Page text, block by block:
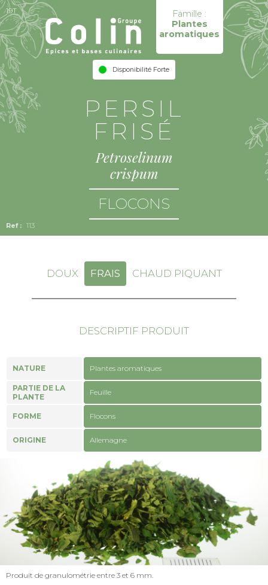
Famille :
Plantes
aromatiques
Disponibilité Forte
19T
113
PERSIL
FRISÉ
Petroselinum
crispum
FLOCONS
DOUX FRAIS CHAUD PIQUANT
DESCRIPTIF PRODUIT
NATURE Plantes aromatiques
PARTIE DE LA
PLANTE
Feuille
FORME Flocons
ORIGINE Allemagne
Produit de granulométrie entre 3 et 6 mm.